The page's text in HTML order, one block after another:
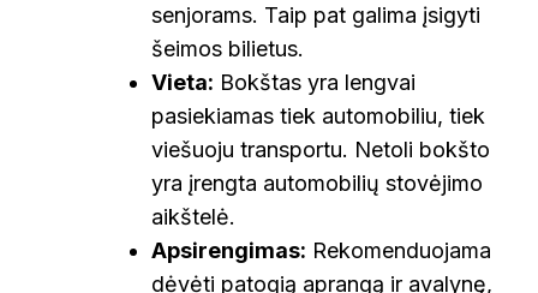
senjorams. Taip pat galima įsigyti
šeimos bilietus.
Vieta: Bokštas yra lengvai
pasiekiamas tiek automobiliu, tiek
viešuoju transportu. Netoli bokšto
yra įrengta automobilių stovėjimo
aikštelė.
Apsirengimas: Rekomenduojama
dėvėti patogią aprangą ir avalynę,